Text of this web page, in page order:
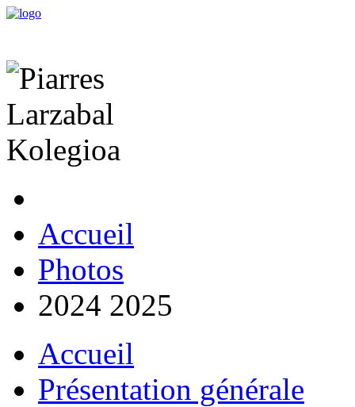
Accueil
Photos
2024 2025
Accueil
Présentation générale